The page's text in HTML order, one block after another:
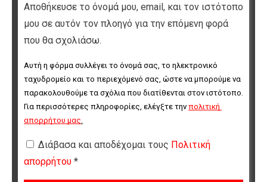
Αποθήκευσε το όνομά μου, email, και τον ιστότοπο
μου σε αυτόν τον πλοηγό για την επόμενη φορά
που θα σχολιάσω.
Αυτή η φόρμα συλλέγει το όνομά σας, το ηλεκτρονικό
ταχυδρομείο και το περιεχόμενό σας, ώστε να μπορούμε να
παρακολουθούμε τα σχόλια που διατίθενται στον ιστότοπο.
Για περισσότερες πληροφορίες, ελέγξτε την πολιτική
απορρήτου μας
Διάβασα και αποδέχομαι τους Πολιτική
απορρήτου *